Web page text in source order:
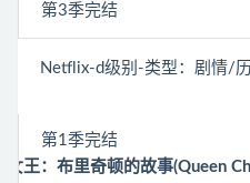
第3季完结
Netflix-d级别-类型：剧情/
第1季完结
女王：布里奇顿的故事(Queen